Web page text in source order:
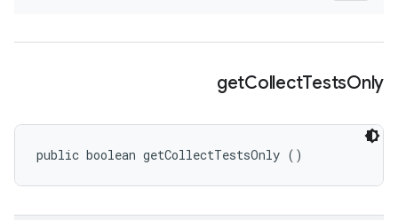
getCollectTestsOnly
public boolean getCollectTestsOnly ()